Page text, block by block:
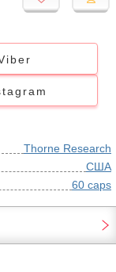
Thorne Research
США
60 caps